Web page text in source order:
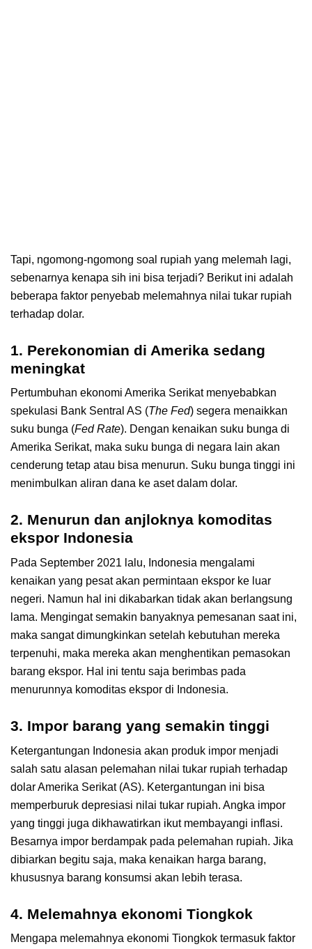
Tapi, ngomong-ngomong soal rupiah yang melemah lagi,
sebenarnya kenapa sih ini bisa terjadi? Berikut ini adalah
beberapa faktor penyebab melemahnya nilai tukar rupiah
terhadap dolar.
1. Perekonomian di Amerika sedang
meningkat
Pertumbuhan ekonomi Amerika Serikat menyebabkan
spekulasi Bank Sentral AS (The Fed) segera menaikkan
suku bunga (Fed Rate). Dengan kenaikan suku bunga di
Amerika Serikat, maka suku bunga di negara lain akan
cenderung tetap atau bisa menurun. Suku bunga tinggi ini
menimbulkan aliran dana ke aset dalam dolar.
2. Menurun dan anjloknya komoditas
ekspor Indonesia
Pada September 2021 lalu, Indonesia mengalami
kenaikan yang pesat akan permintaan ekspor ke luar
negeri. Namun hal ini dikabarkan tidak akan berlangsung
lama. Mengingat semakin banyaknya pemesanan saat ini,
maka sangat dimungkinkan setelah kebutuhan mereka
terpenuhi, maka mereka akan menghentikan pemasokan
barang ekspor. Hal ini tentu saja berimbas pada
menurunnya komoditas ekspor di Indonesia.
3. Impor barang yang semakin tinggi
Ketergantungan Indonesia akan produk impor menjadi
salah satu alasan pelemahan nilai tukar rupiah terhadap
dolar Amerika Serikat (AS). Ketergantungan ini bisa
memperburuk depresiasi nilai tukar rupiah. Angka impor
yang tinggi juga dikhawatirkan ikut membayangi inflasi.
Besarnya impor berdampak pada pelemahan rupiah. Jika
dibiarkan begitu saja, maka kenaikan harga barang,
khususnya barang konsumsi akan lebih terasa.
4. Melemahnya ekonomi Tiongkok
Mengapa melemahnya ekonomi Tiongkok termasuk faktor